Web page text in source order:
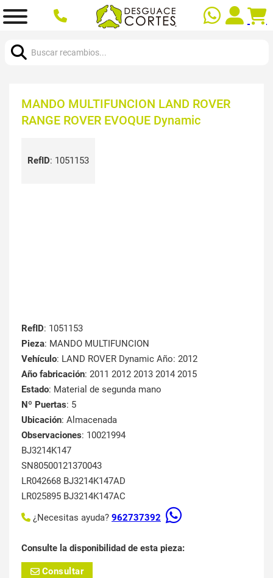
MANDO MULTIFUNCION LAND ROVER
RANGE ROVER EVOQUE Dynamic
RefID: 1051153
RefID: 1051153
Pieza: MANDO MULTIFUNCION
Vehículo: LAND ROVER Dynamic Año: 2012
Año fabricación: 2011 2012 2013 2014 2015
Estado: Material de segunda mano
Nº Puertas: 5
Ubicación: Almacenada
Observaciones: 10021994
BJ3214K147
SN80500121370043
LR042668 BJ3214K147AD
LR025895 BJ3214K147AC
¿Necesitas ayuda? 962737392
Consulte la disponibilidad de esta pieza:
Consultar